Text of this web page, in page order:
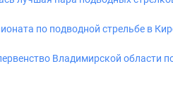
по подводной стрельбе в
Владимирской области